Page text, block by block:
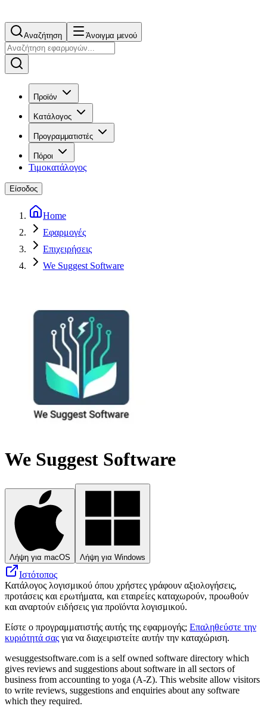
Αναζήτηση Άνοιγμα μενού
Προϊόν
Κατάλογος
Προγραμματιστές
Πόροι
Τιμοκατάλογος
Είσοδος
Home
Εφαρμογές
Επιχειρήσεις
We Suggest Software
We Suggest Software
Λήψη για macOS Λήψη για Windows
Ιστότοπος
Κατάλογος λογισμικού όπου χρήστες γράφουν αξιολογήσεις,
προτάσεις και ερωτήματα, και εταιρείες καταχωρούν, προωθούν
και αναρτούν ειδήσεις για προϊόντα λογισμικού.
Είστε ο προγραμματιστής αυτής της εφαρμογής; Επαληθεύστε την
κυριότητά σας για να διαχειριστείτε αυτήν την καταχώριση.
wesuggestsoftware.com is a self owned software directory which
gives reviews and suggestions about software in all sectors of
business from accounting to yoga (A-Z). This website allow visitors
to write reviews, suggestions and enquiries about any software
which they required.